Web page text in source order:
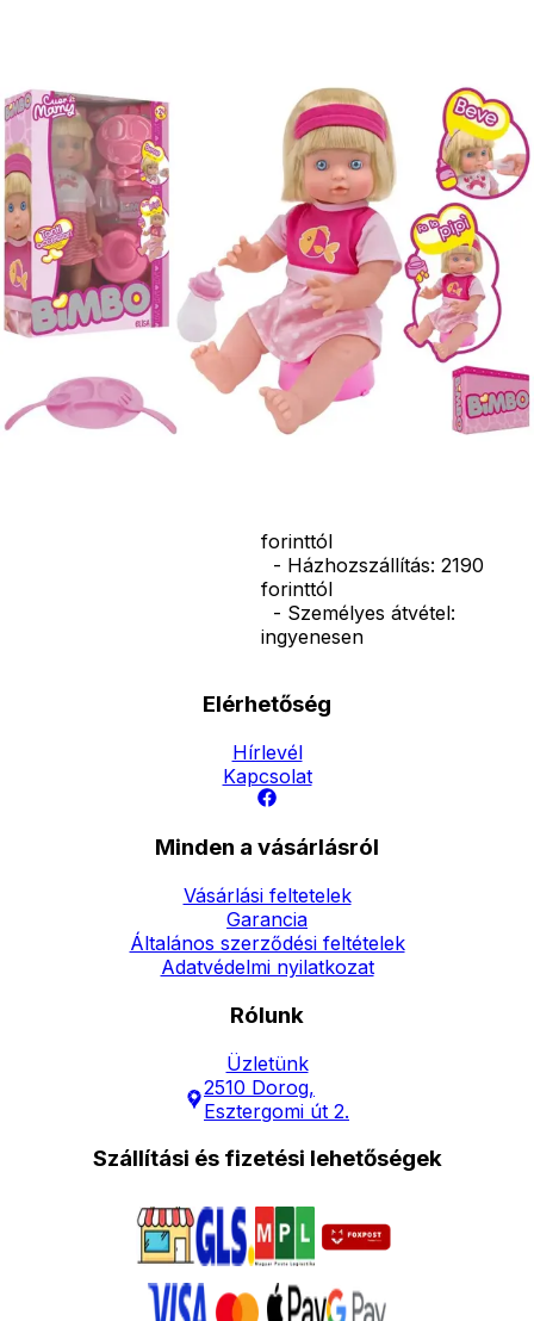
- Strandcikkek
- Egyéb nyári játékok
Lábbal hajtós
járművek
Téli játékok
Részletes
leírás
ráülteted a
bilire, akkor
tudja mit kell
tenni. A 40 cm-
es babához
kiegészítőket is
találsz a
csomagban,
mint
cumisüveg,
evőeszközök
és bili. Mérete:
43*28,1*11 cm
Ár
14990Ft
Darab
forinttól
- Házhozszállítás: 2190
forinttól
- Személyes átvétel:
ingyenesen
Elérhetőség
Hírlevél
Kapcsolat
Minden a vásárlásról
Vásárlási feltetelek
Garancia
Általános szerződési feltételek
Adatvédelmi nyilatkozat
Rólunk
Üzletünk
2510 Dorog,
Esztergomi út 2.
Szállítási és fizetési lehetőségek